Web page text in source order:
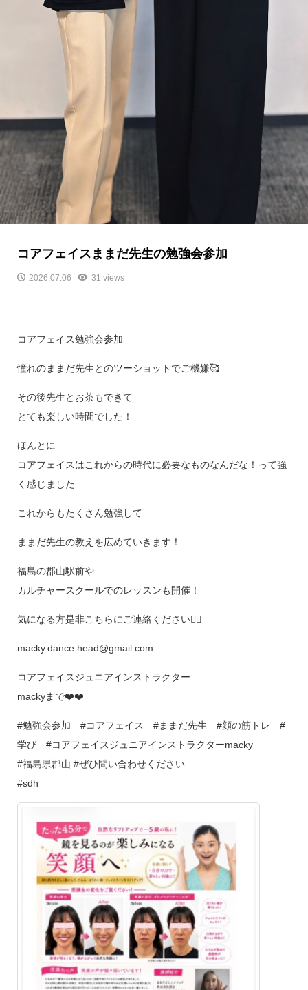
コアフェイスままだ先生の勉強会参加
2026.07.06 31 views
コアフェイス勉強会参加
憧れのままだ先生とのツーショットでご機嫌🥰
その後先生とお茶もできて
とても楽しい時間でした！
ほんとに
コアフェイスはこれからの時代に必要なものなんだな！って強
く感じました
これからもたくさん勉強して
ままだ先生の教えを広めていきます！
福島の郡山駅前や
カルチャースクールでのレッスンも開催！
気になる方是非こちらにご連絡ください💁‍♀️
macky.dance.head@gmail.com
コアフェイスジュニアインストラクター
mackyまで❤️❤️
#勉強会参加 #コアフェイス #ままだ先生 #顔の筋トレ #
学び #コアフェイスジュニアインストラクターmacky
#福島県郡山 #ぜひ問い合わせください
#sdh